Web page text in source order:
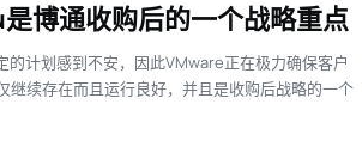
博通收购后的一个战略重点
计划感到不安，因此VMware正在极力确保客户
继续存在而且运行良好，并且是收购后战略的一个